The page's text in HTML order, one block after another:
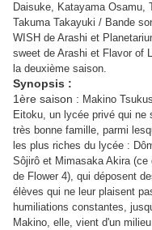
Daisuke, Katayama Osamu,
Takuma Takayuki / Bande
WISH de Arashi et
sweet de Arashi et Flavor of
la deuxième saison.
Synopsis :
1ère saison : Makino
Eitoku, un lycée privé qui ne
très bonne famille, parmi
les plus riches du lycée :
Sôjirô et Mimasaka Akira
de Flower 4), qui déposent
élèves qui ne leur plaisent
humiliations constantes,
Makino, elle, vient d'un